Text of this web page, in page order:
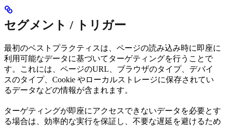
セグメント / トリガー
最初のベストプラクティスは、ページの読み込み時に即座に
利用可能なデータに基づいてターゲティングを行うことで
す。これには、ページのURL、ブラウザのタイプ、デバイ
スのタイプ、Cookie やローカルストレージに保存されてい
るデータなどの情報が含まれます。
ターゲティングが即座にアクセスできないデータを必要とす
る場合は、効率的な実行を保証し、不要な遅延を避けるため